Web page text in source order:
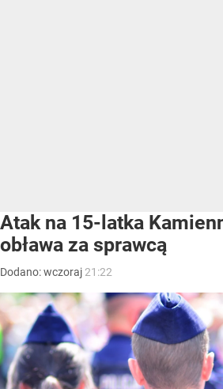
Atak na 15-latka
obława za sprawcą
Dodano:wczoraj 21:22